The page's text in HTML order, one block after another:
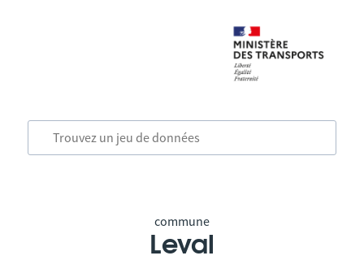
commune
Leval